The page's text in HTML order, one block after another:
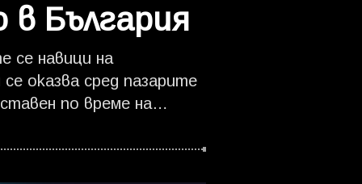
България
се навици на
оказва сред пазарите
по време на
мрежа от над 800
потребители с